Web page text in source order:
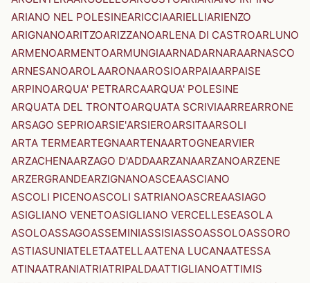
ARIANO NEL POLESINEARICCIAARIELLIARIENZO
ARIGNANOARITZOARIZZANOARLENA DI CASTROARLUNO
ARMENOARMENTOARMUNGIAARNADARNARAARNASCO
ARNESANOAROLAARONAAROSIOARPAIAARPAISE
ARPINOARQUA' PETRARCAARQUA' POLESINE
ARQUATA DEL TRONTOARQUATA SCRIVIAARREARRONE
ARSAGO SEPRIOARSIE'ARSIEROARSITAARSOLI
ARTA TERMEARTEGNAARTENAARTOGNEARVIER
ARZACHENAARZAGO D'ADDAARZANAARZANOARZENE
ARZERGRANDEARZIGNANOASCEAASCIANO
ASCOLI PICENOASCOLI SATRIANOASCREAASIAGO
ASIGLIANO VENETOASIGLIANO VERCELLESEASOLA
ASOLOASSAGOASSEMINIASSISIASSOASSOLOASSORO
ASTIASUNIATELETAATELLAATENA LUCANAATESSA
ATINAATRANIATRIATRIPALDAATTIGLIANOATTIMIS